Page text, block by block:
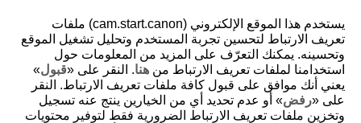
D185-182
وضع الطائرة
يستخدم هذا الموقع الإلكتروني (cam.start.canon) ملفات
تعريف الارتباط لتحسين تجربة المستخدم وتحليل تشغيل الموقع
وتحسينه. يمكنك التعرّف على المزيد من المعلومات حول
استخدامنا لملفات تعريف الارتباط من هنا. النقر على «قبول»
يعني أنك موافق على قبول كافة ملفات تعريف الارتباط. النقر
على «رفض» أو عدم تحديد أي من الخيارين ينتج عنه تسجيل
وتخزين ملفات تعريف الارتباط الضرورية فقط لتوفير محتويات